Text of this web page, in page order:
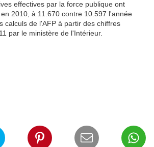
effectives par la force publique ont
2010, à 11.670 contre 10.597 l'année
calculs de l'AFP à partir des chiffres
par le ministère de l'Intérieur.